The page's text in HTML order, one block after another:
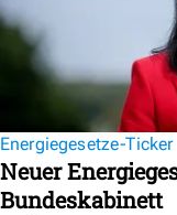
Energiegesetze-Ticker
Neuer
Bundeskabinett